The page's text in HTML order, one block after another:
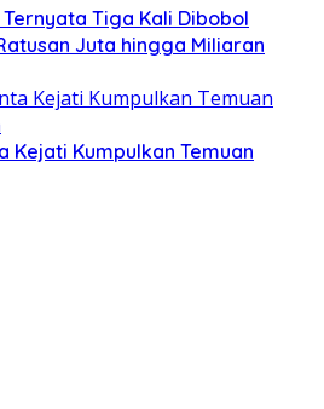
Tiga Kali Dibobol
Juta hingga Miliaran
Kejati Kumpulkan Temuan